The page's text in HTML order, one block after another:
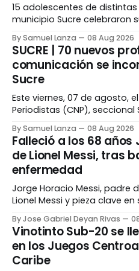
15 adolescentes de
municipio Sucre celebraron
social realizada en Cumaná
especial junto a sus familiares. La
organizada por la Fundación
Eminencia, en conjunto con
By Samuel Lanza 08 Aug 2026
SUCRE | 70 nuevos
comunicación se
Sucre
Este viernes, 07 de agosto,
Periodistas (CNP), seccional
forman parte de la organización
realizó en el marco del 50
permitió superar la meta
By Samuel Lanza 08 Aug 2026
Falleció a los 68 años
de Lionel Messi, tras
enfermedad
Jorge Horacio Messi, padre
Lionel Messi y pieza clave
de la ciudad de Rosario a los 68
información difundida por
de Fútbol, el hombre se
By Jose Gabriel Deyan Rivas
Vinotinto Sub-20 se
en los Juegos
Caribe